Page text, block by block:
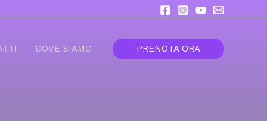
DOVE SIAMO PRENOTA ORA